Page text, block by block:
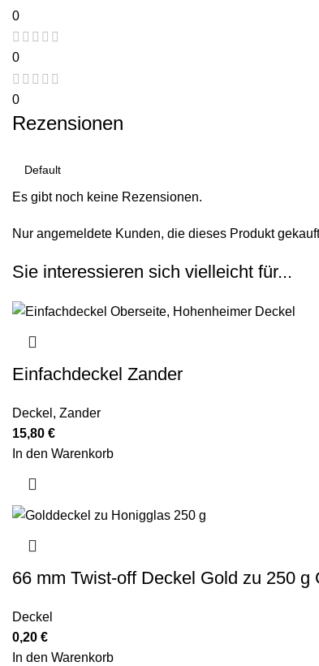
0
0
0
Rezensionen
Es gibt noch keine Rezensionen.
Nur angemeldete Kunden, die dieses Produkt
Sie interessieren sich vielleicht für...
Einfachdeckel Zander
Deckel , Zander
15,80 €
In den Warenkorb
66 mm Twist-off Deckel Gold zu 250 g
Deckel
0,20 €
In den Warenkorb